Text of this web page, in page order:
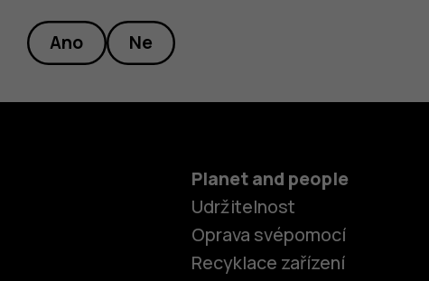
Ano Ne
Planet and people
Udržitelnost
Oprava svépomocí
Recyklace zařízení